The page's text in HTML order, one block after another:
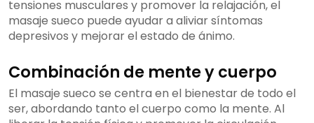
tensiones musculares y promover la relajación, el
masaje sueco puede ayudar a aliviar síntomas
depresivos y mejorar el estado de ánimo.
Combinación de mente y cuerpo
El masaje sueco se centra en el bienestar de todo el
ser, abordando tanto el cuerpo como la mente. Al